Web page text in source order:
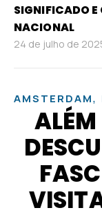
SIGNIFICADO
NACIONAL
24 de julho de
AMSTERDAM,